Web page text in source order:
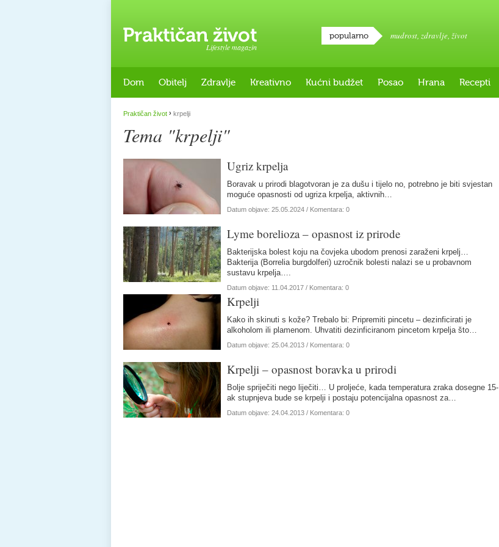
Lifestyle magazin
popularno mudrost, zdravlje, život
Dom Obitelj Zdravlje Kreativno Kućni budžet Posao Hrana Recepti
Praktičan život › krpelji
Tema "krpelji"
Ugriz krpelja
Boravak u prirodi blagotvoran je za dušu i tijelo no, potrebno je biti svjestan
moguće opasnosti od ugriza krpelja, aktivnih…
Datum objave: 25.05.2024 / Komentara: 0
Lyme borelioza – opasnost iz prirode
Bakterijska bolest koju na čovjeka ubodom prenosi zaraženi krpelj…
Bakterija (Borrelia burgdolferi) uzročnik bolesti nalazi se u probavnom
sustavu krpelja….
Datum objave: 11.04.2017 / Komentara: 0
Krpelji
Kako ih skinuti s kože? Trebalo bi: Pripremiti pincetu – dezinficirati je
alkoholom ili plamenom. Uhvatiti dezinficiranom pincetom krpelja što…
Datum objave: 25.04.2013 / Komentara: 0
Krpelji – opasnost boravka u prirodi
Bolje spriječiti nego liječiti… U proljeće, kada temperatura zraka dosegne 15-
ak stupnjeva bude se krpelji i postaju potencijalna opasnost za…
Datum objave: 24.04.2013 / Komentara: 0